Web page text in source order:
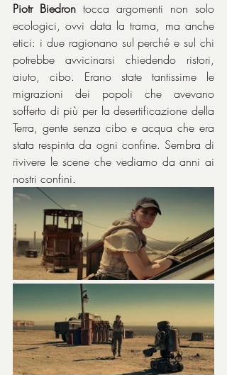
Piotr Biedron tocca argomenti non solo
ecologici, ovvi data la trama, ma anche
etici: i due ragionano sul perché e sul chi
potrebbe avvicinarsi chiedendo ristori,
aiuto, cibo. Erano state tantissime le
migrazioni dei popoli che avevano
sofferto di più per la desertificazione della
Terra, gente senza cibo e acqua che era
stata respinta da ogni confine. Sembra di
rivivere le scene che vediamo da anni ai
nostri confini.